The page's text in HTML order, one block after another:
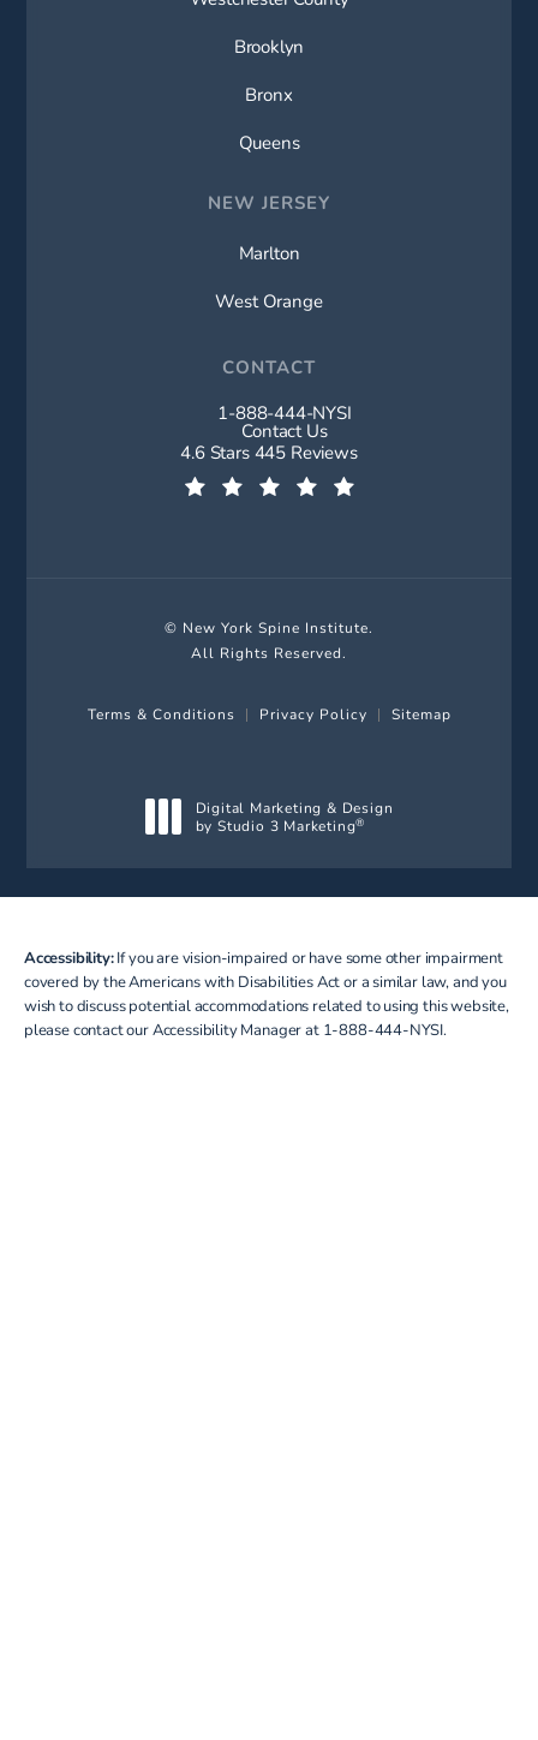
Brooklyn
Bronx
Queens
NEW JERSEY
Marlton
West Orange
CONTACT
Call New York Spine Institute on
1-888-444-NYSI
Contact Us
New York Spine Institute reviews:
4.6 Stars 445 Reviews
© New York Spine Institute.
All Rights Reserved.
Terms & Conditions Privacy Policy Sitemap
Digital Marketing & Design
by Studio 3 Marketing®
Accessibility:If you are vision-impaired or have some other impairment
covered by the Americans with Disabilities Act or a similar law, and you
wish to discuss potential accommodations related to using this website,
please contact our Accessibility Manager at 1-888-444-NYSI.